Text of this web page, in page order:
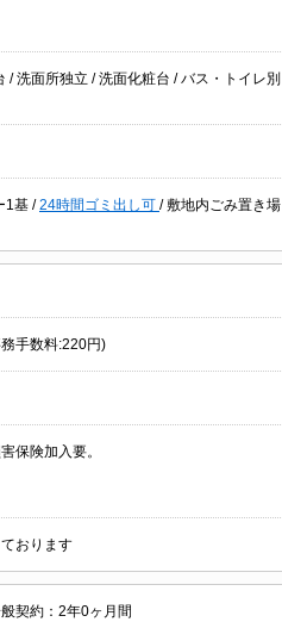
/洗面所独立 /洗面化粧台 /バス・トイレ別
1基 /24時間ゴミ出し可 /敷地内ごみ置き場
手数料:220円)
保険加入要。
おります
契約：2年0ヶ月間